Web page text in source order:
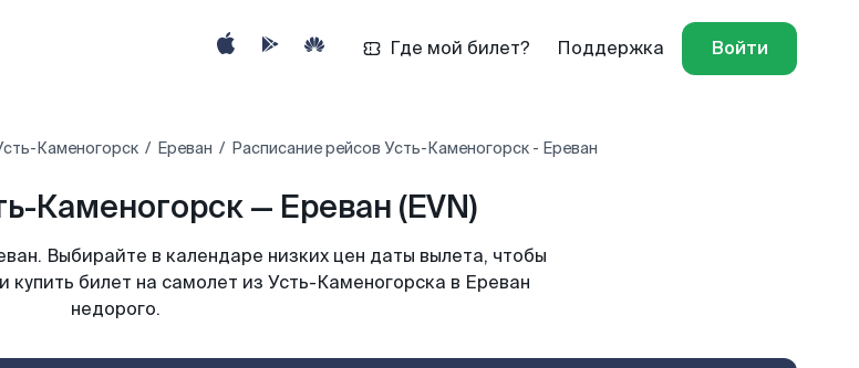
Где мой билет? Поддержка Войти
Каменогорск Ереван Расписание рейсов Усть-Каменогорск - Ереван
Каменогорск — Ереван (EVN)
Выбирайте в календаре низких цен даты вылета, чтобы
купить билет на самолет из Усть-Каменогорска в Ереван
недорого.